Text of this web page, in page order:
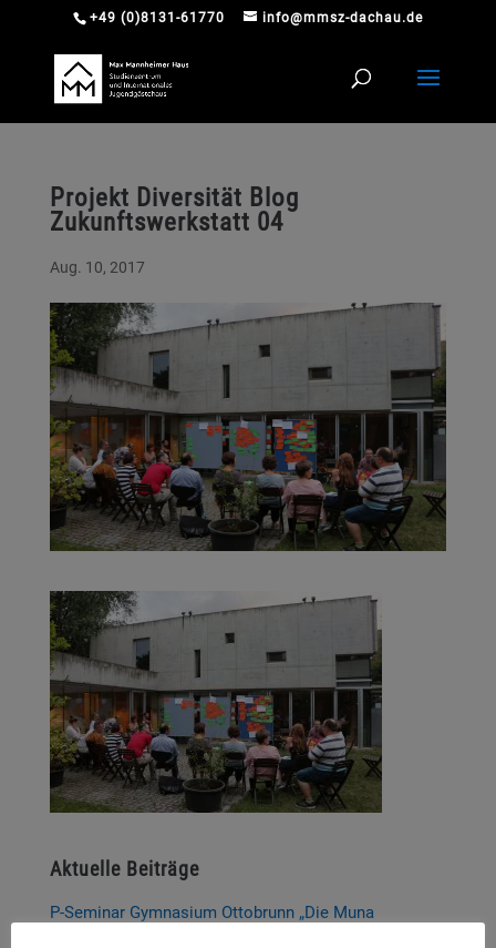
+49 (0)8131-61770 info@mmsz-dachau.de
Projekt Diversität Blog
Zukunftswerkstatt 04
Aug. 10, 2017
Aktuelle Beiträge
P-Seminar Gymnasium Ottobrunn „Die Muna